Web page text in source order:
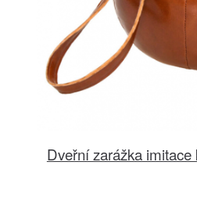
Dveřní zarážka